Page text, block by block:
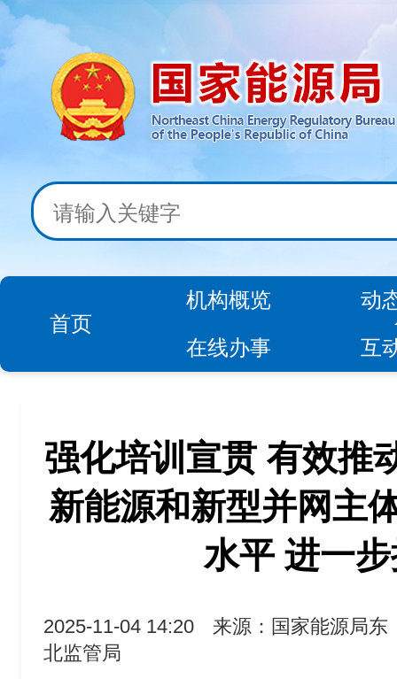
首页
机构概览
动
在线办事
互
强化培训宣贯 有效推
新能源和新型并网主
水平 进一
2025-11-04 14:20
来源：国家能源局东
北监管局